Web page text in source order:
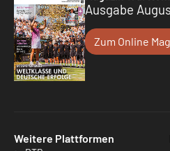
Ausgabe
Zum Online
Weitere Plattformen